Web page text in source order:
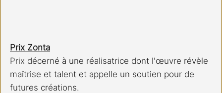
Prix Zonta
Prix décerné à une réalisatrice dont l'œuvre révèle
maîtrise et talent et appelle un soutien pour de
futures créations.